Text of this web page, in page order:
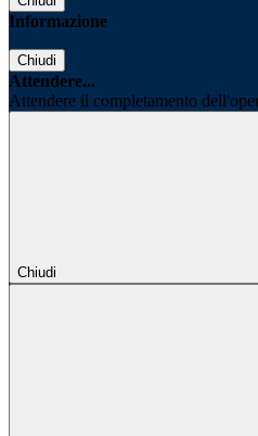
Informazione
Chiudi
Attendere...
Attendere il completamento
Chiudi